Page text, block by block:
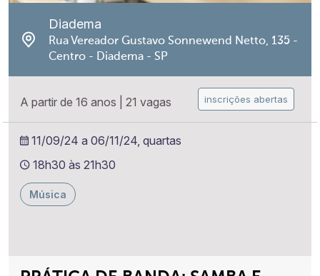
Diadema
Rua Vereador Gustavo Sonnewend Netto, 135 -
Centro - Diadema - SP
A partir de 16 anos 21 vagas inscrições abertas
11/09/24 a 06/11/24, quartas
18h30 às 21h30
Música